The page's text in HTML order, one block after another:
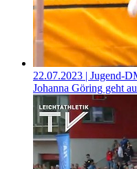
22.07.2023 | Jugend-
Johanna Göring geht